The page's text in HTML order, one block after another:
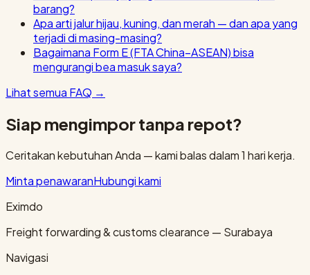
barang?
Apa arti jalur hijau, kuning, dan merah — dan apa yang
terjadi di masing-masing?
Bagaimana Form E (FTA China–ASEAN) bisa
mengurangi bea masuk saya?
Lihat semua FAQ →
Siap mengimpor tanpa repot?
Ceritakan kebutuhan Anda — kami balas dalam 1 hari kerja.
Minta penawaranHubungi kami
Eximdo
Freight forwarding & customs clearance — Surabaya
Navigasi